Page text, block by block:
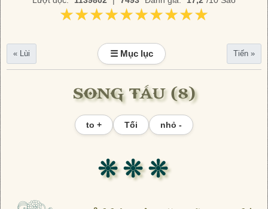
★★★★★★★★★★
★★★★★★★★★★
« Lùi ☰ Mục lục Tiến »
SONG TẤU (8)
to + Tối nhỏ -
❊ ❊ ❊